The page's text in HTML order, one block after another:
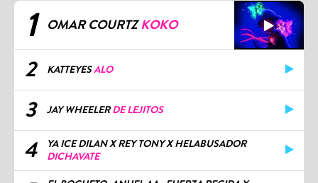
1 OMAR COURTZKOKO
2 KATTEYESALO
3 JAY WHEELERDE LEJITOS
4
YA ICE DILAN X REY TONY X HELABUSADOR
DICHAVATE